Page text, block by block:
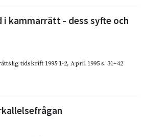
kammarrätt - dess syfte och
tidskrift 1995 1-2, April 1995s. 31–42